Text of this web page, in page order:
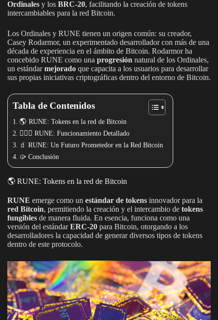
Ordinales y los BRC-20, facilitando la creación de tokens
intercambiables para la red Bitcoin.
Los Ordinales y RUNE tienen un origen común: su creador,
Casey Rodarmor, un experimentado desarrollador con más de una
década de experiencia en el ámbito de Bitcoin. Rodarmor ha
concebido RUNE como una progresión natural de los Ordinales,
un estándarmejorado que capacita a los usuarios para desarrollar
sus propias iniciativas criptográficas dentro del entorno de Bitcoin.
Tabla de Contenidos
🌎 RUNE: Tokens en la red de Bitcoin
🕵🏽‍♀️ RUNE: Funcionamiento Detallado
🧃 RUNE: Un Futuro Prometedor en la Red Bitcoin
🥠 Conclusión
🌎 RUNE: Tokens en la red de Bitcoin
RUNE emerge como un estándar de tokens innovador para la
red Bitcoin, permitiendo la creación y el intercambio de tokens
fungibles de manera fluida. En esencia, funciona como una
versión del estándarERC-20 para Bitcoin, otorgando a los
desarrolladores la capacidad de generar diversos tipos de tokens
dentro de este protocolo.